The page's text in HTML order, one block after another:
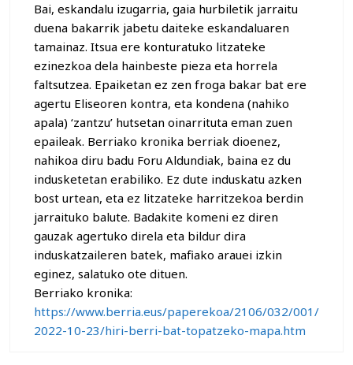
Bai, eskandalu izugarria, gaia hurbiletik jarraitu
duena bakarrik jabetu daiteke eskandaluaren
tamainaz. Itsua ere konturatuko litzateke
ezinezkoa dela hainbeste pieza eta horrela
faltsutzea. Epaiketan ez zen froga bakar bat ere
agertu Eliseoren kontra, eta kondena (nahiko
apala) ‘zantzu’ hutsetan oinarrituta eman zuen
epaileak. Berriako kronika berriak dioenez,
nahikoa diru badu Foru Aldundiak, baina ez du
indusketetan erabiliko. Ez dute induskatu azken
bost urtean, eta ez litzateke harritzekoa berdin
jarraituko balute. Badakite komeni ez diren
gauzak agertuko direla eta bildur dira
induskatzaileren batek, mafiako arauei izkin
eginez, salatuko ote dituen.
Berriako kronika:
https://www.berria.eus/paperekoa/2106/032/001/
2022-10-23/hiri-berri-bat-topatzeko-mapa.htm